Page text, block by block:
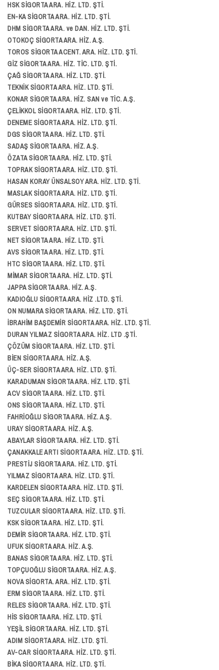
HSK SİGORTA ARA. HİZ. LTD. ŞTİ.
EN-KA SİGORTA ARA. HİZ. LTD. ŞTİ.
DHM SİGORTA ARA. ve DAN. HİZ. LTD. ŞTİ.
OTOKOÇ SİGORTA ARA. HİZ. A.Ş.
TOROS SİGORTA ACENT. ARA. HİZ. LTD. ŞTİ.
GİZ SİGORTA ARA. HİZ. TİC. LTD. ŞTİ.
ÇAĞ SİGORTA ARA. HİZ. LTD. ŞTİ.
TEKNİK SİGORTA ARA. HİZ. LTD. ŞTİ.
KONAR SİGORTA ARA. HİZ. SAN ve TİC. A.Ş.
ÇELİKKOL SİGORTA ARA. HİZ. LTD. ŞTİ.
DENEME SİGORTA ARA. HİZ. LTD. ŞTİ.
DGS SİGORTA ARA. HİZ. LTD. ŞTİ.
SADAŞ SİGORTA ARA. HİZ. A.Ş.
ÖZATA SİGORTA ARA. HİZ. LTD. ŞTİ.
TOPRAK SİGORTA ARA. HİZ. LTD. ŞTİ.
HASAN KORAY ÜNSALSOY ARA. HİZ. LTD. ŞTİ.
MASLAK SİGORTA ARA. HİZ. LTD. ŞTİ.
GÜRSES SİGORTA ARA. HİZ. LTD. ŞTİ.
KUTBAY SİGORTA ARA. HİZ. LTD. ŞTİ.
SERVET SİGORTA ARA. HİZ. LTD. ŞTİ.
NET SİGORTA ARA. HİZ. LTD. ŞTİ.
AVS SİGORTA ARA. HİZ. LTD. ŞTİ.
HTC SİGORTA ARA. HİZ. LTD. ŞTİ.
MİMAR SİGORTA ARA. HİZ. LTD. ŞTİ.
JAPPA SİGORTA ARA. HİZ. A.Ş.
KADIOĞLU SİGORTA ARA. HİZ .LTD. ŞTİ.
ON NUMARA SİGORTA ARA. HİZ. LTD. ŞTİ.
İBRAHİM BAŞDEMİR SİGORTA ARA. HİZ. LTD. ŞTİ.
DURAN YILMAZ SİGORTA ARA. HİZ. LTD .ŞTİ.
ÇÖZÜM SİGORTA ARA. HİZ. LTD. ŞTİ.
BİEN SİGORTA ARA. HİZ. A.Ş.
ÜÇ-SER SİGORTA ARA. HİZ. LTD. ŞTİ.
KARADUMAN SİGORTA ARA. HİZ. LTD. ŞTİ.
ACV SİGORTA ARA. HİZ. LTD. ŞTİ.
ONS SİGORTA ARA. HİZ. LTD. ŞTİ.
FAHRİOĞLU SİGORTA ARA. HİZ. A.Ş.
URAY SİGORTA ARA. HİZ. A.Ş.
ABAYLAR SİGORTA ARA. HİZ. LTD. ŞTİ.
ÇANAKKALE ARTI SİGORTA ARA. HİZ. LTD. ŞTİ.
PRESTİJ SİGORTA ARA. HİZ. LTD. ŞTİ.
YILMAZ SİGORTA ARA. HİZ. LTD. ŞTİ.
KARDELEN SİGORTA ARA. HİZ. LTD. ŞTİ.
SEÇ SİGORTA ARA. HİZ. LTD. ŞTİ.
TUZCULAR SİGORTA ARA. HİZ. LTD. ŞTİ.
KSK SİGORTA ARA. HİZ. LTD. ŞTİ.
DEMİR SİGORTA ARA. HİZ. LTD. ŞTİ.
UFUK SİGORTA ARA. HİZ. A.Ş.
BANAS SİGORTA ARA. HİZ. LTD. ŞTİ.
TOPÇUOĞLU SİGORTA ARA. HİZ. A.Ş.
NOVA SİGORTA. ARA. HİZ. LTD. ŞTİ.
ERM SİGORTA ARA. HİZ. LTD. ŞTİ.
RELES SİGORTA ARA. HİZ. LTD. ŞTİ.
HİS SİGORTA ARA. HİZ. LTD. ŞTİ.
YEŞİL SİGORTA ARA. HİZ. LTD. ŞTİ.
ADIM SİGORTA ARA. HİZ. LTD. ŞTİ.
AV-CAR SİGORTA ARA. HİZ. LTD. ŞTİ.
BİKA SİGORTA ARA. HİZ. LTD. ŞTİ.